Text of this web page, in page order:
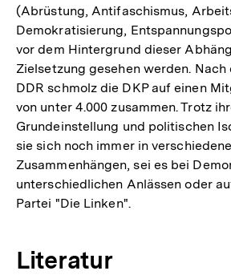
(Abrüstung, Antifaschismus,
Demokratisierung,
vor dem Hintergrund dieser
Zielsetzung gesehen werden.
DDR schmolz die DKP auf einen
von unter 4.000 zusammen. Trotz
Grundeinstellung und politischen
sie sich noch immer in
Zusammenhängen, sei es bei
unterschiedlichen Anlässen oder
Partei "Die Linken".
Literatur